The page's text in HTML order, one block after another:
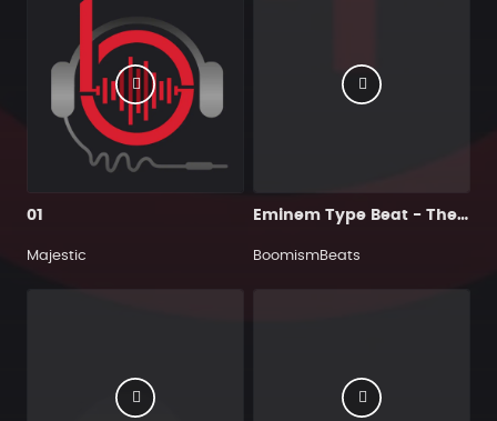
01
Majestic
Eminem Type Beat - The Pain I Feel
BoomismBeats